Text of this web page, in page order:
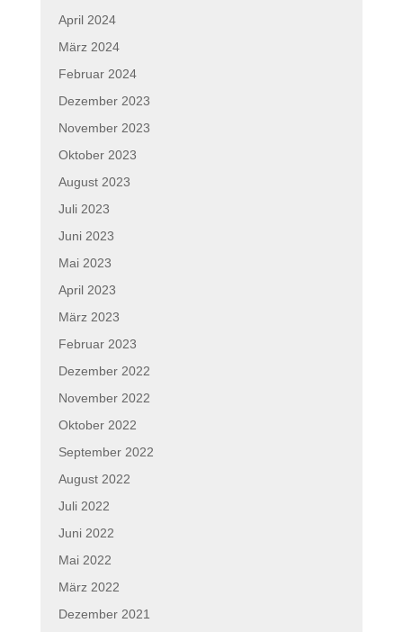
April 2024
März 2024
Februar 2024
Dezember 2023
November 2023
Oktober 2023
August 2023
Juli 2023
Juni 2023
Mai 2023
April 2023
März 2023
Februar 2023
Dezember 2022
November 2022
Oktober 2022
September 2022
August 2022
Juli 2022
Juni 2022
Mai 2022
März 2022
Dezember 2021